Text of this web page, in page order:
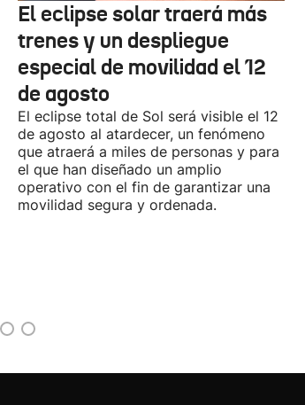
El eclipse solar traerá más
trenes y un despliegue
especial de movilidad el 12
de agosto
El eclipse total de Sol será visible el 12
de agosto al atardecer, un fenómeno
que atraerá a miles de personas y para
el que han diseñado un amplio
operativo con el fin de garantizar una
movilidad segura y ordenada.